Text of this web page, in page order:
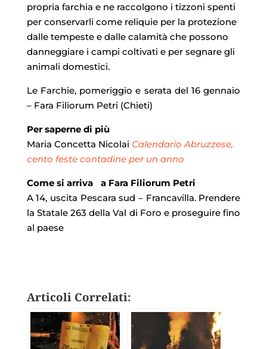
propria farchia e ne raccolgono i tizzoni spenti
per conservarli come reliquie per la protezione
dalle tempeste e dalle calamità che possono
danneggiare i campi coltivati e per segnare gli
animali domestici.
Le Farchie, pomeriggio e serata del 16 gennaio
– Fara Filiorum Petri (Chieti)
Per saperne di più
Maria Concetta Nicolai Calendario Abruzzese,
cento feste contadine per un anno
Come si arriva a Fara Filiorum Petri
A 14, uscita Pescara sud – Francavilla. Prendere
la Statale 263 della Val di Foro e proseguire fino
al paese
Articoli Correlati: